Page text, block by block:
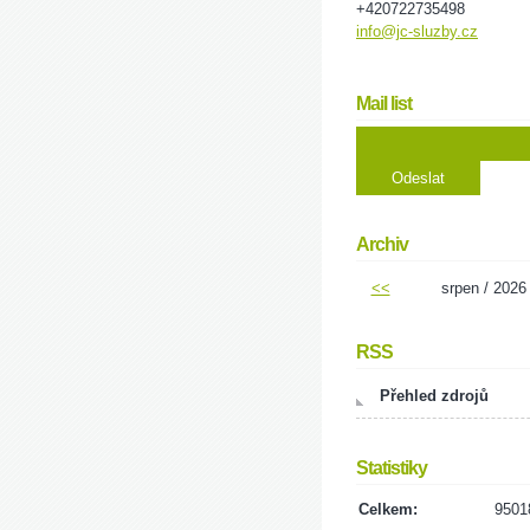
+420722735498
info@jc-sluzby.cz
Mail list
Archiv
<< srpen / 2026
RSS
Přehled zdrojů
Statistiky
Celkem: